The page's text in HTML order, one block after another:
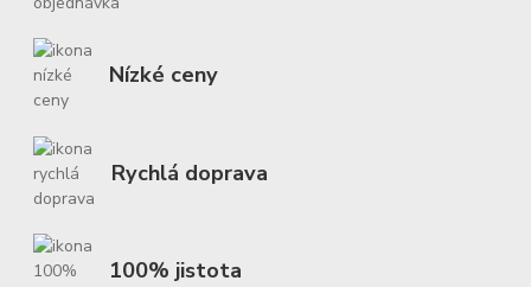
Nízké ceny
Rychlá doprava
100% jistota